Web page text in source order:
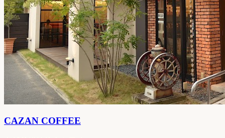
CAZAN COFFEE